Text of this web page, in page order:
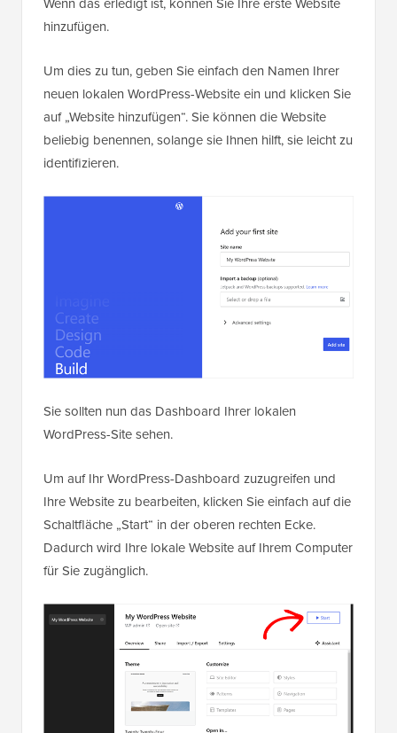
hinzufügen.
Um dies zu tun, geben Sie einfach den Namen Ihrer
neuen lokalen WordPress-Website ein und klicken Sie
auf „Website hinzufügen“. Sie können die Website
beliebig benennen, solange sie Ihnen hilft, sie leicht zu
identifizieren.
Sie sollten nun das Dashboard Ihrer lokalen
WordPress-Site sehen.
Um auf Ihr WordPress-Dashboard zuzugreifen und
Ihre Website zu bearbeiten, klicken Sie einfach auf die
Schaltfläche „Start“ in der oberen rechten Ecke.
Dadurch wird Ihre lokale Website auf Ihrem Computer
für Sie zugänglich.